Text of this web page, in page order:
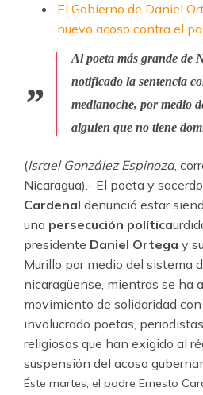
El Gobierno de Daniel
nuevo acoso contra el
Al poeta más grande de
notificado la sentencia
medianoche, por medio
alguien que no tiene
(Israel González Espinoza,
Nicaragua).- El poeta y
Cardenal denunció estar
una persecución política
presidente Daniel Ortega y
Murillo por medio del sistema
nicaragüense, mientras se ha
movimiento de solidaridad
involucrado poetas,
religiosos que han exigido al
suspensión del acoso
Éste martes, el padre Ernesto